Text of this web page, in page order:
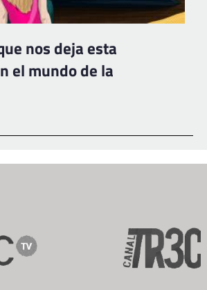
nos deja esta
el mundo de la